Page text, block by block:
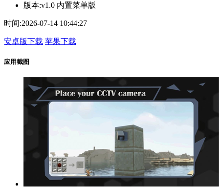
版本:v1.0 内置菜单版
时间:2026-07-14 10:44:27
安卓版下载 苹果下载
应用截图